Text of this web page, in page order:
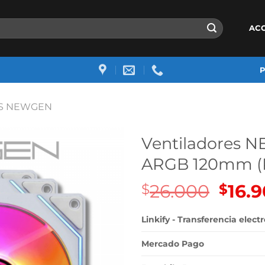
NEWGEN
Ventiladores
ARGB 120mm
$26.000 El
precio
$
Linkify - Transferencia
Mercado Pago